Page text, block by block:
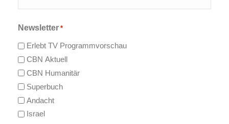
Newsletter *
Erlebt TV Programmvorschau
CBN Aktuell
CBN Humanitär
Superbuch
Andacht
Israel